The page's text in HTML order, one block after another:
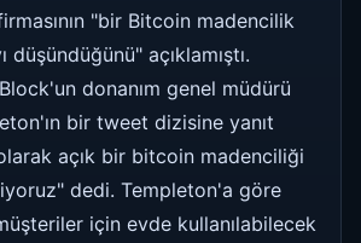
"bir Bitcoin madencilik
düşündüğünü" açıklamıştı.
donanım genel müdürü
bir tweet dizisine yanıt
açık bir bitcoin madenciliği
dedi. Templeton'a göre
için evde kullanılabilecek